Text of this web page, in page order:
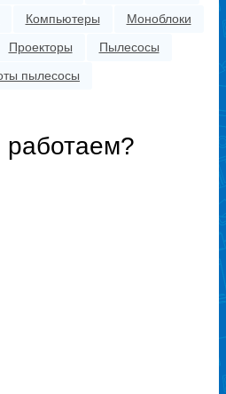
Компьютеры
Моноблоки
Проекторы
Пылесосы
пылесосы
работаем?